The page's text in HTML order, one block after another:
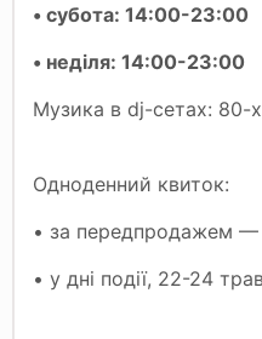
• субота: 14:00-23:00
• неділя: 14:00-23:00
Музика в dj-сетах: 80-
Одноденний квиток:
• за передпродажем —
• у дні події, 22-24